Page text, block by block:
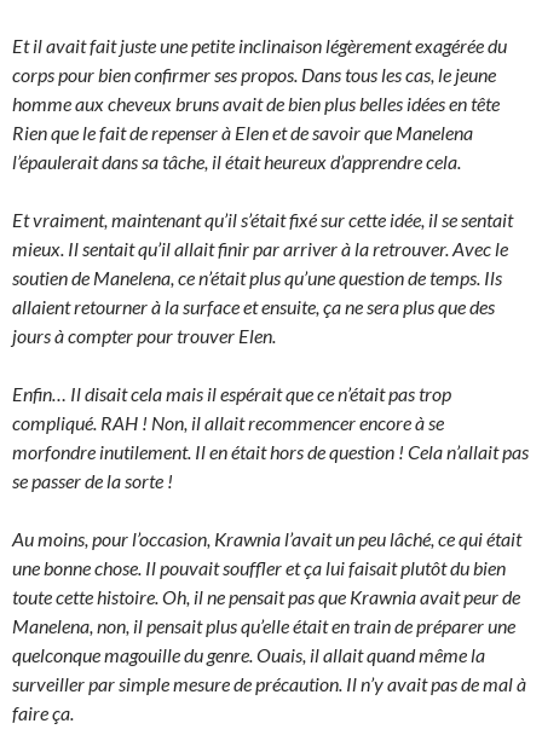
Et il avait fait juste une petite inclinaison légèrement exagérée du
corps pour bien confirmer ses propos. Dans tous les cas, le jeune
homme aux cheveux bruns avait de bien plus belles idées en tête
Rien que le fait de repenser à Elen et de savoir que Manelena
l’épaulerait dans sa tâche, il était heureux d’apprendre cela.
Et vraiment, maintenant qu’il s’était fixé sur cette idée, il se sentait
mieux. Il sentait qu’il allait finir par arriver à la retrouver. Avec le
soutien de Manelena, ce n’était plus qu’une question de temps. Ils
allaient retourner à la surface et ensuite, ça ne sera plus que des
jours à compter pour trouver Elen.
Enfin… Il disait cela mais il espérait que ce n’était pas trop
compliqué. RAH ! Non, il allait recommencer encore à se
morfondre inutilement. Il en était hors de question ! Cela n’allait pas
se passer de la sorte !
Au moins, pour l’occasion, Krawnia l’avait un peu lâché, ce qui était
une bonne chose. Il pouvait souffler et ça lui faisait plutôt du bien
toute cette histoire. Oh, il ne pensait pas que Krawnia avait peur de
Manelena, non, il pensait plus qu’elle était en train depréparer une
quelconque magouille du genre. Ouais, il allait quand même la
surveiller par simple mesure de précaution. Il n’y avait pas de mal à
faire ça.